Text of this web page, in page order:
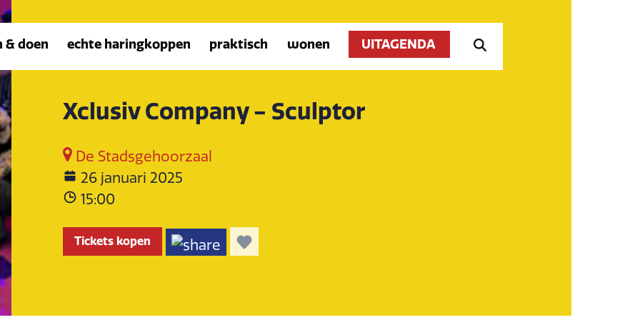
& doen echte haringkoppen praktisch wonen UITAGENDA
Xclusiv Company - Sculptor
De Stadsgehoorzaal
26 januari 2025
15:00
Tickets kopen